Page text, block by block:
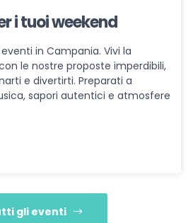
i tuoi weekend
in Campania. Vivi la
le nostre proposte imperdibili,
e divertirti. Preparati a
sapori autentici e atmosfere
gli eventi